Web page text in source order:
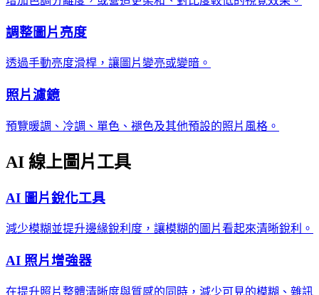
調整圖片亮度
透過手動亮度滑桿，讓圖片變亮或變暗。
照片濾鏡
預覽暖調、冷調、單色、褪色及其他預設的照片風格。
AI 線上圖片工具
AI 圖片銳化工具
減少模糊並提升邊緣銳利度，讓模糊的圖片看起來清晰銳利。
AI 照片增強器
在提升照片整體清晰度與質感的同時，減少可見的模糊、雜訊